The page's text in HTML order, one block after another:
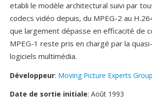
etabli le modèle architectural suivi par
codecs vidéo depuis, du MPEG-2 au
que largement dépasse en efficacité de
MPEG-1 reste pris en chargé par la
logiciels multimédia.
Développeur: Moving Picture Experts Group
Date de sortie initiale: Août 1993